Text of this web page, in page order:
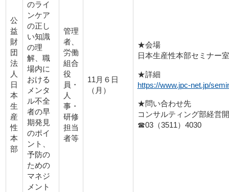
公
益
財
団
法
人
日
本
生
産
性
本
部
のライ
ンケア
の正し
い知識
の理
解、職
場内に
おける
メンタ
ル不全
者の早
期発見
のポイ
ント、
予防の
ための
マネジ
メント
管理
者、
労働
組合
役
員・
人
事・
研修
担当
者等
11月６日
（月）
★会場
日本生産性本部セミナー
★詳細
https://www.jpc-net.jp/
★問い合わせ先
コンサルティング部経営
☎03（3511）4030